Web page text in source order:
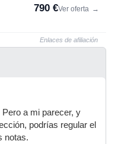
790 €Ver oferta →
Enlaces de afiliación
a mi parecer, y
podrías regular el
notas.